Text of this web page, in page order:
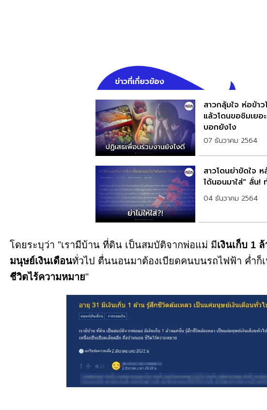
ข่าวที่เกี่ยวข้อง
สาวกลุ้มใจ ห่อข้า
แล้วโดนขอชิมเยอ
บอกยังไง
07 ธันวาคม 2564
สาวโดนย่าขัดใจ
ได้นอนมาใส่" ลั่น!
04 ธันวาคม 2564
โดยระบุว่า "เรามีบ้าน ที่ดิน เป็นสมบัติจากพ่อแม่ มีเงินเก็บ 1
มนุษย์เงินเดือนทั่วไป ตื่นนอนมาต้องเบียดคนบนรถไฟฟ้า ค่ำก็
ชีวิตไร้ความหมาย"